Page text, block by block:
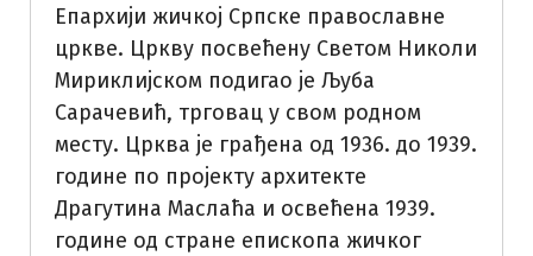
Епархији жичкој Српске православне
цркве. Цркву посвећену Светом Николи
Мириклијском подигао је Љуба
Сарачевић, трговац у свом родном
месту. Црква је грађена од 1936. до 1939.
године по пројекту архитекте
Драгутина Маслаћа и освећена 1939.
године од стране епископа жичког